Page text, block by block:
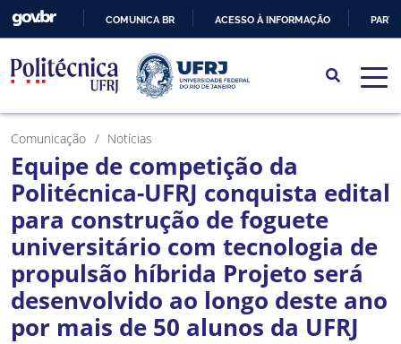
PARA
O
CONTEÚDO
COMUNICA BR ACESSO À INFORMAÇÃO
Comunicação Notícias
Equipe de competição da
Politécnica-UFRJ conquista edital
para construção de foguete
universitário com tecnologia de
propulsão híbrida Projeto será
desenvolvido ao longo deste ano
por mais de 50 alunos da UFRJ